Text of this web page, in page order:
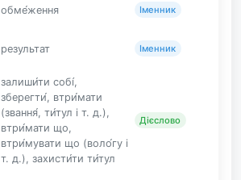
обме́ження Іменник
результат Іменник
залиши́ти собі́,
зберегти́, втри́мати
(звання́, ти́тул і т. д.),
втри́мати що,
втри́мувати що (воло́гу і
т. д.), захисти́ти ти́тул
Дієслово